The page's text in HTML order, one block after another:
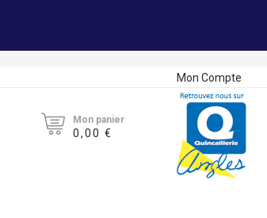
Mon Compte
Mon panier
0,00 €